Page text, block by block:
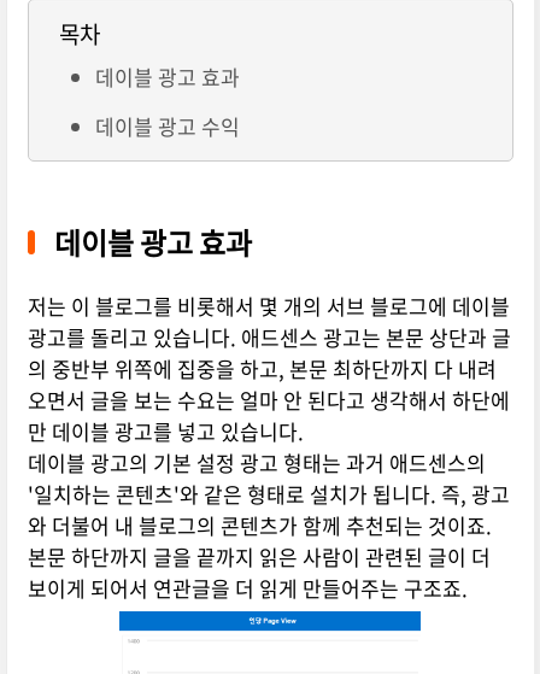
목차
데이블 광고 효과
데이블 광고 수익
데이블 광고 효과
저는 이 블로그를 비롯해서 몇 개의 서브 블로그에 데이블
광고를 돌리고 있습니다. 애드센스 광고는 본문 상단과 글
의 중반부 위쪽에 집중을 하고, 본문 최하단까지 다 내려
오면서 글을 보는 수요는 얼마 안 된다고 생각해서 하단에
만 데이블 광고를 넣고 있습니다.
데이블 광고의 기본 설정 광고 형태는 과거 애드센스의
'일치하는 콘텐츠'와 같은 형태로 설치가 됩니다. 즉, 광고
와 더불어 내 블로그의 콘텐츠가 함께 추천되는 것이죠.
본문 하단까지 글을 끝까지 읽은 사람이 관련된 글이 더
보이게 되어서 연관글을 더 읽게 만들어주는 구조죠.